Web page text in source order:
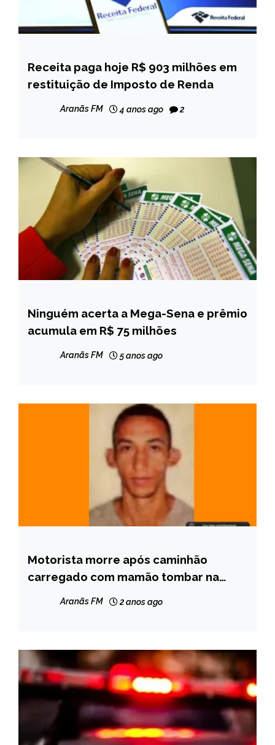
BRASIL
NOTÍCIAS
Receita paga hoje R$ 903 milhões em
restituição de Imposto de Renda
Aranãs FM 4 anos ago 2
BRASIL
NOTÍCIAS
Ninguém acerta a Mega-Sena e prêmio
acumula em R$ 75 milhões
Aranãs FM 5 anos ago
MINAS
GERAIS
NOTÍCIAS
Motorista morre após caminhão
carregado com mamão tombar na
Aranãs FM 2 anos ago